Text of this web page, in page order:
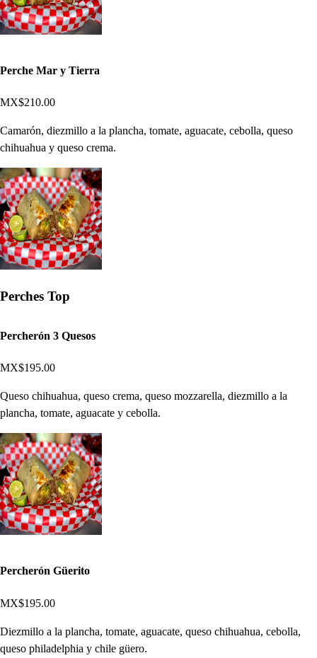
Perche Mar y Tierra
MX$210.00
Camarón, diezmillo a la plancha, tomate, aguacate, cebolla, queso
chihuahua y queso crema.
Perches Top
Percherón 3 Quesos
MX$195.00
Queso chihuahua, queso crema, queso mozzarella, diezmillo a la
plancha, tomate, aguacate y cebolla.
Percherón Güerito
MX$195.00
Diezmillo a la plancha, tomate, aguacate, queso chihuahua, cebolla,
queso philadelphia y chile güero.